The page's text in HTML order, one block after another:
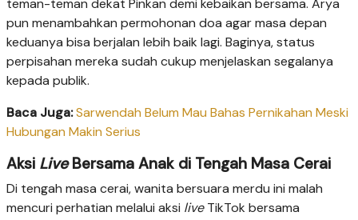
teman-teman dekat Pinkan demi kebaikan bersama. Arya
pun menambahkan permohonan doa agar masa depan
keduanya bisa berjalan lebih baik lagi. Baginya, status
perpisahan mereka sudah cukup menjelaskan segalanya
kepada publik.
Baca Juga:Sarwendah Belum Mau Bahas Pernikahan Meski
Hubungan Makin Serius
Aksi LiveBersama Anak di Tengah Masa Cerai
Di tengah masa cerai, wanita bersuara merdu ini malah
mencuri perhatian melalui aksi liveTikTok bersama